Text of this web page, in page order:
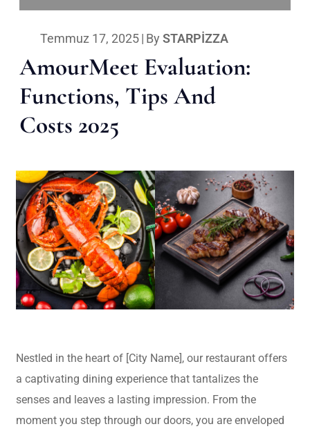
Temmuz 17, 2025| By STARPIZZA
AmourMeet Evaluation:
Functions, Tips And
Costs 2025
Nestled in the heart of [City Name], our restaurant offers
a captivating dining experience that tantalizes the
senses and leaves a lasting impression. From the
moment you step through our doors, you are enveloped